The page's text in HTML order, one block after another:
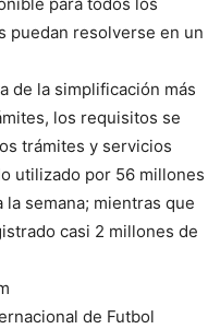
para todos los
puedan resolverse en un
de la simplificación más
los requisitos se
trámites y servicios
utilizado por 56 millones
semana; mientras que
casi 2 millones de
de Futbol